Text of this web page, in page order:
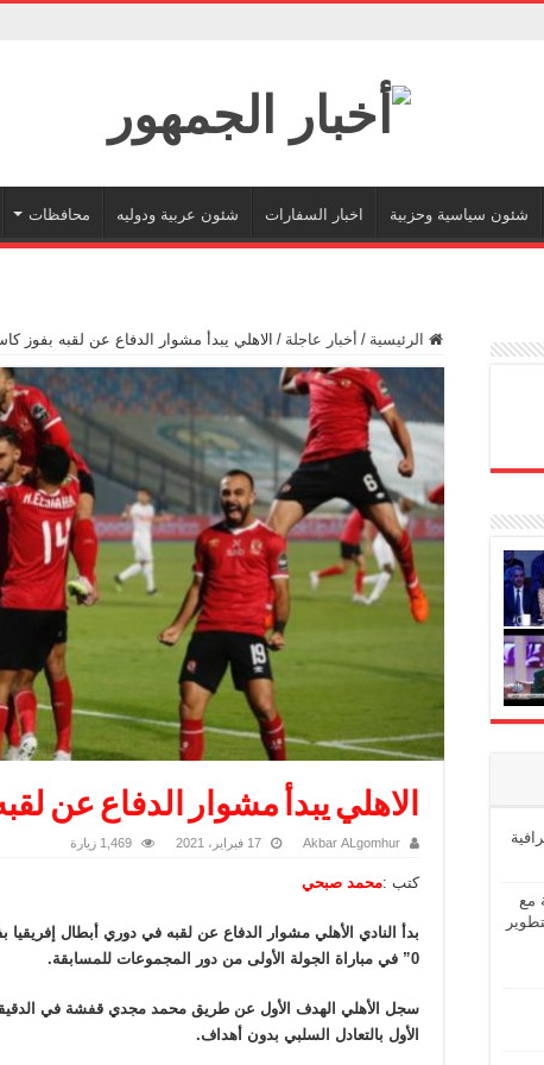
شئون سياسية وحزبية اخبار السفارات شئون عربية ودوليه محافظات
الرئيسية / أخبار عاجلة / الاهلي يبدأ مشوار الدفاع عن لقبه بفوز
الاهلي يبدأ مشوار الدفاع عن
Akbar ALgomhur 17 فبراير، 2021 1,469 زيارة
كتب :محمد صبحي
0” في مباراة الجولة الأولى من دور المجموعات للمسابقة.
الأول بالتعادل السلبي بدون أهداف.
مع